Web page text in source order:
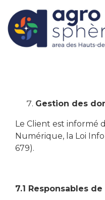
Gestion des
Le Client est informé
Numérique, la Loi
679).
7.1 Responsables